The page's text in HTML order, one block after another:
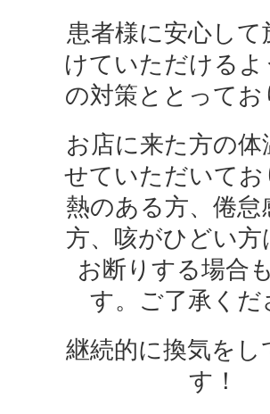
患者様に安心して
けていただける
の対策ととってお
お店に来た方の体
せていただいてお
熱のある方、倦怠
方、咳がひどい方
お断りする場合
す。ご了承くだ
継続的に換気をし
す！